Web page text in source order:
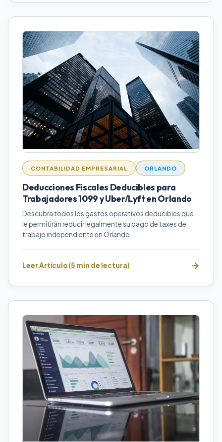
CONTABILIDAD EMPRESARIAL ORLANDO
Deducciones Fiscales Deducibles para
Trabajadores 1099 y Uber/Lyft en Orlando
Descubra todos los gastos operativos deducibles que
le permitirán reducir legalmente su pago de taxes de
trabajo independiente en Orlando.
Leer Artículo (5 min de lectura)